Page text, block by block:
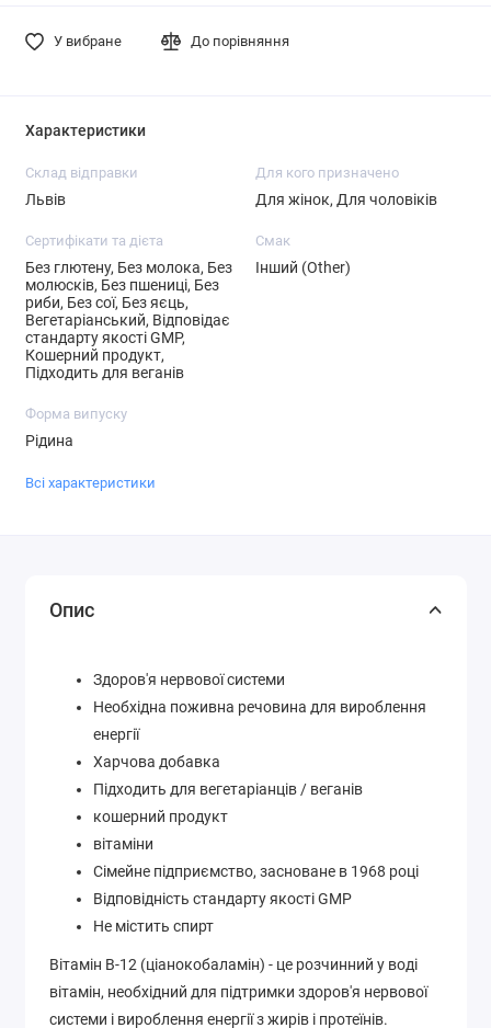
У вибране До порівняння
Характеристики
Склад відправки
Львів
Для кого призначено
Для жінок, Для чоловіків
Сертифікати та дієта
Без глютену, Без молока, Без
молюсків, Без пшениці, Без
риби, Без сої, Без яєць,
Вегетаріанський, Відповідає
стандарту якості GMP,
Кошерний продукт,
Підходить для веганів
Смак
Інший (Other)
Форма випуску
Рідина
Всі характеристики
Опис
Здоров'я нервової системи
Необхідна поживна речовина для вироблення
енергії
Харчова добавка
Підходить для вегетаріанців / веганів
кошерний продукт
вітаміни
Сімейне підприємство, засноване в 1968 році
Відповідність стандарту якості GMP
Не містить спирт
Вітамін B-12 (ціанокобаламін) - це розчинний у воді
вітамін, необхідний для підтримки здоров'я нервової
системи і вироблення енергії з жирів і протеїнів.